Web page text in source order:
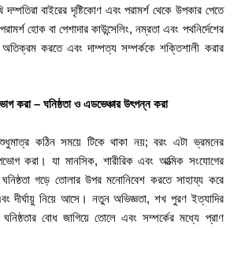
দম্পতিরা বাইরের দৃষ্টিকোণ এবং পরামর্শ থেকে উপকার পেতে
হোক বা পেশাদার কাউন্সেলিং, নম্রতা এবং পথনির্দেশের
অতিক্রম করতে এবং দাম্পত্য সম্পর্ককে শক্তিশালী করার
করা – ঘনিষ্ঠতা ও এডভেঞ্চার উৎপন্ন করা
কঠিন সময়ে টিকে থাকা নয়; বরং এটা ভ্রমনের
করা। যা মানসিক, শারীরিক এবং আত্মিক সংযোগের
গড়ে তোলার উপর মনোনিবেশ করতে সাহায্য করে
দীর্ঘায়ু নিয়ে আসে। নতুন অভিজ্ঞতা, শখ পুরণ ইত্যাদির
বোধ জাগিয়ে তোলে এবং সম্পর্কের মধ্যে প্রাণ